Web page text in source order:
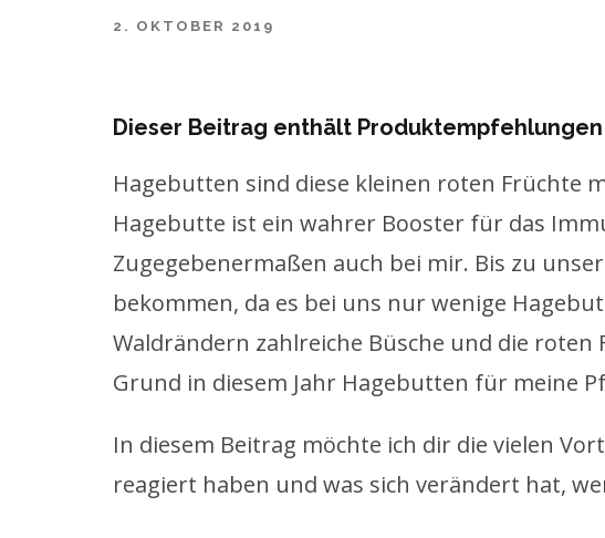
2. OKTOBER 2019
Dieser Beitrag enthält
Hagebutten sind diese kleinen roten Früchte
Hagebutte ist ein wahrer Booster für das
Zugegebenermaßen auch bei mir. Bis zu
bekommen, da es bei uns nur wenige
Waldrändern zahlreiche Büsche und die
Grund in diesem Jahr Hagebutten für meine
In diesem Beitrag möchte ich dir die vielen
reagiert haben und was sich verändert hat,